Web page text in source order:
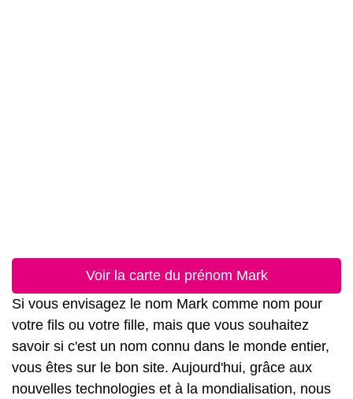
Voir la carte du prénom Mark
Si vous envisagez le nom Mark comme nom pour
votre fils ou votre fille, mais que vous souhaitez
savoir si c'est un nom connu dans le monde entier,
vous êtes sur le bon site. Aujourd'hui, grâce aux
nouvelles technologies et à la mondialisation, nous